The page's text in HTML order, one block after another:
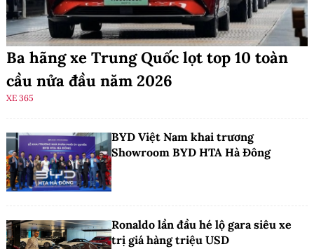
Ba hãng xe Trung Quốc lọt top 10 toàn
cầu nửa đầu năm 2026
XE 365
BYD Việt Nam khai trương
Showroom BYD HTA Hà Đông
Ronaldo lần đầu hé lộ gara siêu xe
trị giá hàng triệu USD